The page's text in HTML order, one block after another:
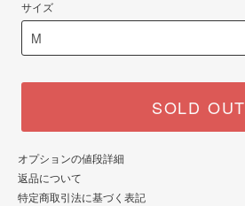
サイズ
SOLD OUT
オプションの値段詳細
返品について
特定商取引法に基づく表記